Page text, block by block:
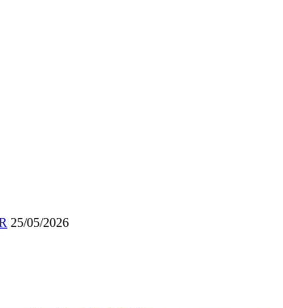
25/05/2026